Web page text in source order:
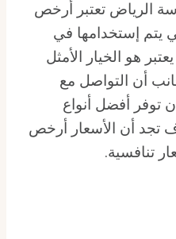
الرياض تعتبر أرخص
يتم إستخدامها في
هو الخيار الأمثل
أن التواصل مع
أفضل أنواع
تجد أن الأسعار أرخص
تنافسية.